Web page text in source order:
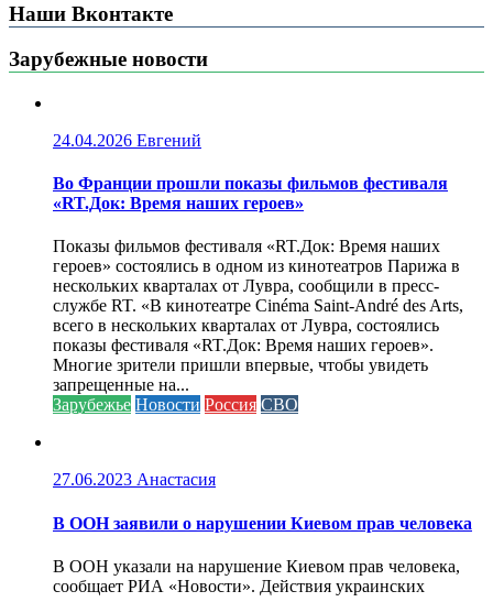
Наши Вконтакте
Зарубежные новости
24.04.2026 Евгений
Во Франции прошли показы фильмов фестиваля
«RT.Док: Время наших героев»
Показы фильмов фестиваля «RT.Док: Время наших
героев» состоялись в одном из кинотеатров Парижа в
нескольких кварталах от Лувра, сообщили в пресс-
службе RT. «В кинотеатре Cinéma Saint-André des Arts,
всего в нескольких кварталах от Лувра, состоялись
показы фестиваля «RT.Док: Время наших героев».
Многие зрители пришли впервые, чтобы увидеть
запрещенные на...
Зарубежье Новости Россия СВО
27.06.2023 Анастасия
В ООН заявили о нарушении Киевом прав человека
В ООН указали на нарушение Киевом прав человека,
сообщает РИА «Новости». Действия украинских